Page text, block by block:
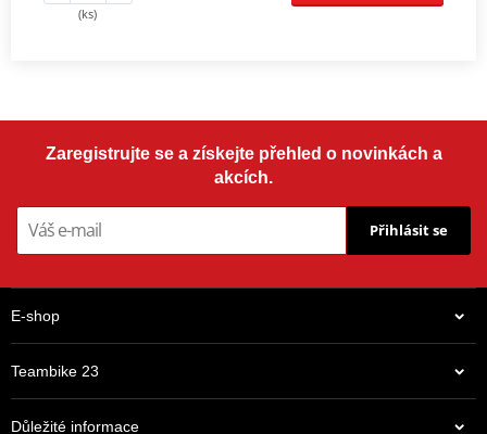
(ks)
Zaregistrujte se a získejte přehled o novinkách a
akcích.
Přihlásit se
E-shop
Teambike 23
Důležité informace